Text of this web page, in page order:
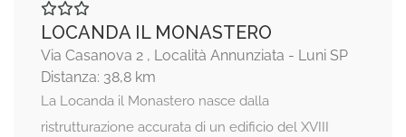
LOCANDA IL MONASTERO
Via Casanova 2 , Località Annunziata - Luni SP
Distanza: 38,8 km
La Locanda il Monastero nasce dalla
ristrutturazione accurata di un edificio del XVIII